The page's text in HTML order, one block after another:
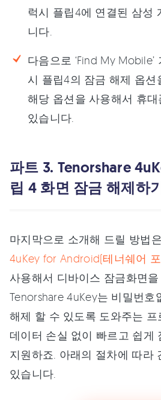
럭시 플립4에 연결된 삼성
니다.
다음으로 ‘Find My
시 플립4의 잠금 해제 옵션
해당 옵션을 사용해서 휴
있습니다.
파트 3. Tenorshare
립 4 화면 잠금 해제하
마지막으로 소개해 드릴 방법
4uKey for Android(테너쉐어
사용해서 디바이스 잠금화면을
Tenorshare 4uKey는 비밀번호
해제 할 수 있도록 도와주는
데이터 손실 없이 빠르고 쉽게
지원하죠. 아래의 절차에 따라
있습니다.